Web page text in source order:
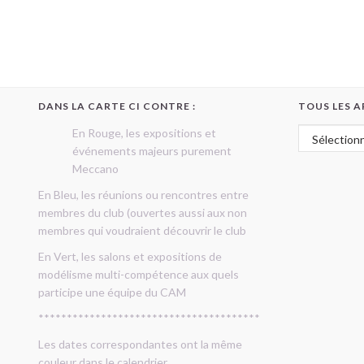
DANS LA CARTE CI CONTRE :
En Rouge, les expositions et
événements majeurs purement
Meccano
En Bleu, les réunions ou rencontres entre
membres du club (ouvertes aussi aux non
membres qui voudraient découvrir le club
En Vert, les salons et expositions de
modélisme multi-compétence aux quels
participe une équipe du CAM
***************************************
Les dates correspondantes ont la même
TOUS LES
Tous les